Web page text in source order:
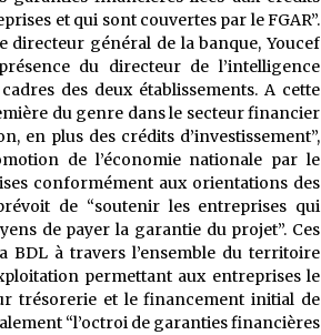
et qui sont couvertes par le FGAR”.
directeur général de la banque, Youcef
du directeur de l’intelligence
des deux établissements. A cette
du genre dans le secteur financier
en plus des crédits d’investissement”,
de l’économie nationale par le
conformément aux orientations des
de “soutenir les entreprises qui
de payer la garantie du projet”. Ces
BDL à travers l’ensemble du territoire
permettant aux entreprises le
trésorerie et le financement initial de
“l’octroi de garanties financières